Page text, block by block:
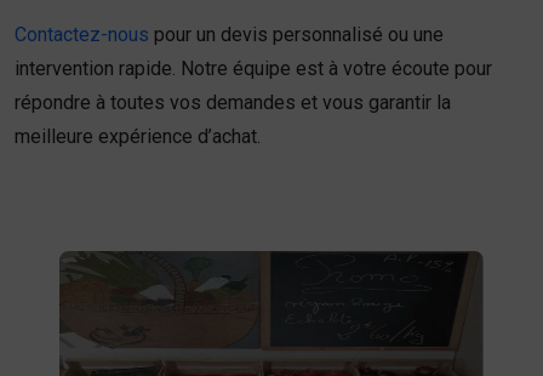
Contactez-nous pour un devis personnalisé ou une
intervention rapide. Notre équipe est à votre écoute pour
répondre à toutes vos demandes et vous garantir la
meilleure expérience d’achat.
Fruits et légumes